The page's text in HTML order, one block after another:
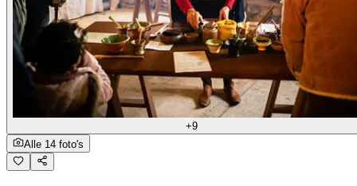
+9
Alle 14 foto's